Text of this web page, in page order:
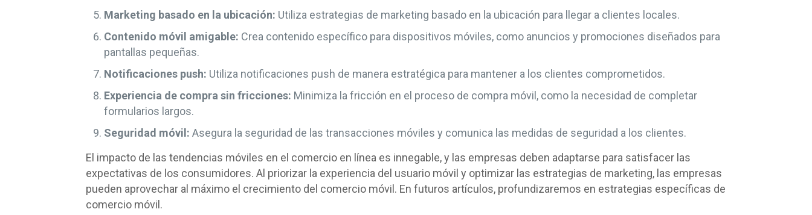
Marketing basado en la ubicación: Utiliza estrategias de marketing basado en la ubicación para llegar a clientes locales.
Contenido móvil amigable: Crea contenido específico para dispositivos móviles, como anuncios y promociones diseñados para
pantallas pequeñas.
Notificaciones push: Utiliza notificaciones push de manera estratégica para mantener a los clientes comprometidos.
Experiencia de compra sin fricciones: Minimiza la fricción en el proceso de compra móvil, como la necesidad de completar
formularios largos.
Seguridad móvil: Asegura la seguridad de las transacciones móviles y comunica las medidas de seguridad a los clientes.
El impacto de las tendencias móviles en el comercio en línea es innegable, y las empresas deben adaptarse para satisfacer las
expectativas de los consumidores. Al priorizar la experiencia del usuario móvil y optimizar las estrategias de marketing, las empresas
pueden aprovechar al máximo el crecimiento del comercio móvil. En futuros artículos, profundizaremos en estrategias específicas de
comercio móvil.